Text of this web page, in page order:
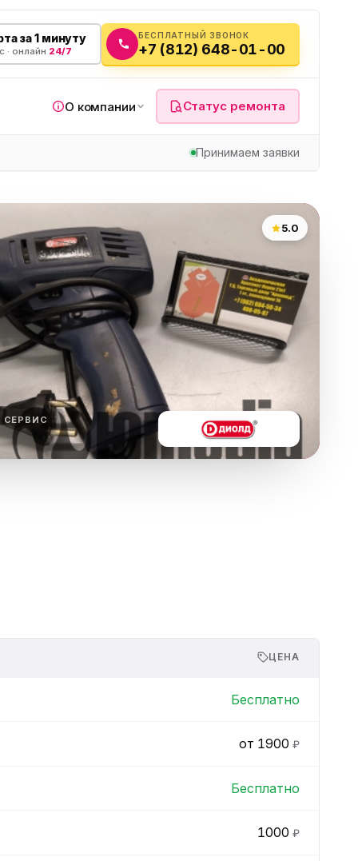
за 1 минуту
· онлайн 24/7
БЕСПЛАТНЫЙ ЗВОНОК
+7 (812) 648-01-00
О компании Статус ремонта
Принимаем заявки
5.0
СЕРВИС
ЦЕНА
Бесплатно
от 1900 ₽
Бесплатно
1000 ₽